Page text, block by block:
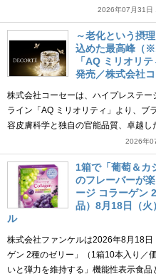
2026年07月31日
～老化という摂
込めた最高峰（
「AQ ミリオリ
発売／株式会社
株式会社コーセーは、ハイプレステ
ライン「AQ ミリオリティ」より、ブ
容皮膚科学と独自の官能品質、卓越
2026年
1箱で「葡萄＆カ
のフレーバーが
ージ コラーゲン
品）8月18日（火
ル
株式会社ファンケルは2026年8月18
ゲン 2種のゼリー」（1箱10本入り／
いと弾力を維持する」機能性表示食